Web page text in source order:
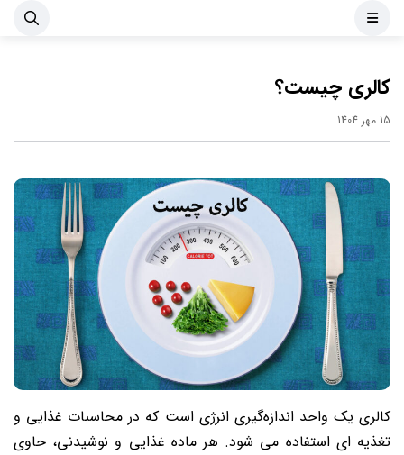
کالری چیست؟
15 مهر 1404
کالری یک واحد اندازه‌گیری انرژی است که در محاسبات غذایی و
تغذیه ‌ای استفاده می ‌شود. هر ماده غذایی و نوشیدنی، حاوی